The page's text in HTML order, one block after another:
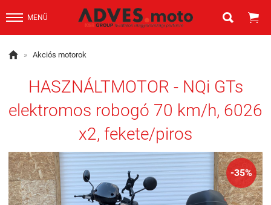
MENÜ  
 » Akciós motorok
HASZNÁLTMOTOR - NQi GTs
elektromos robogó 70 km/h, 6026
x2, fekete/piros
-35%